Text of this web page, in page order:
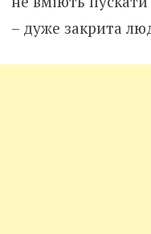
– дуже закрита